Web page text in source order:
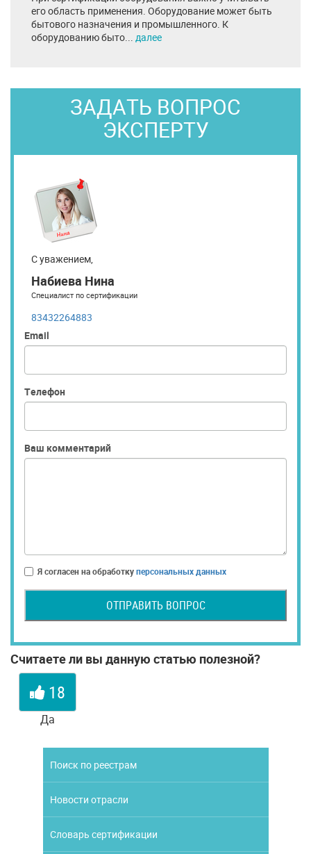
его область применения. Оборудование может быть
бытового назначения и промышленного. К
оборудованию быто... далее
ЗАДАТЬ ВОПРОС
ЭКСПЕРТУ
С уважением,
Набиева Нина
Специалист по сертификации
83432264883
Email
Телефон
Ваш комментарий
Я согласен на обработкуперсональных данных
ОТПРАВИТЬ ВОПРОС
Считаете ли вы данную статью полезной?
18
Да
Поиск по реестрам
Новости отрасли
Словарь сертификации